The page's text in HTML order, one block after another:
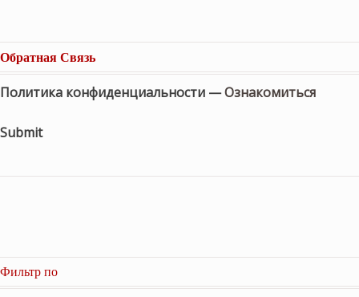
Обратная Связь
Политика конфиденциальности —Ознакомиться
Submit
Фильтр по